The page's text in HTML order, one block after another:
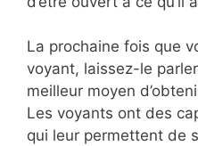
La prochaine fois que
voyant, laissez-le
meilleur moyen
Les voyants ont des
qui leur permettent de